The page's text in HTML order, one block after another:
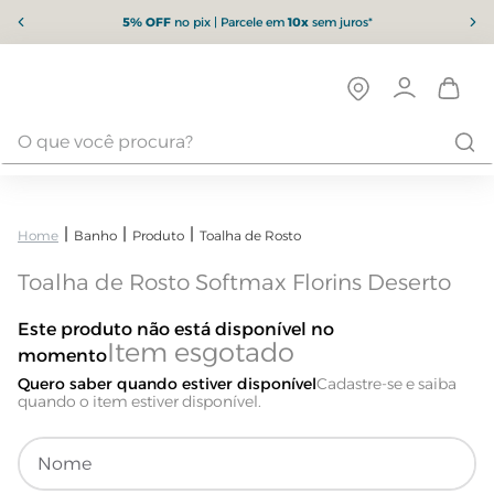
5% OFFno pix | Parcele em10xsem juros*
Banho Produto Toalha de Rosto
Toalha de Rosto Softmax Florins Deserto
Este produto não está disponível no
momento
Quero saber quando estiver disponível